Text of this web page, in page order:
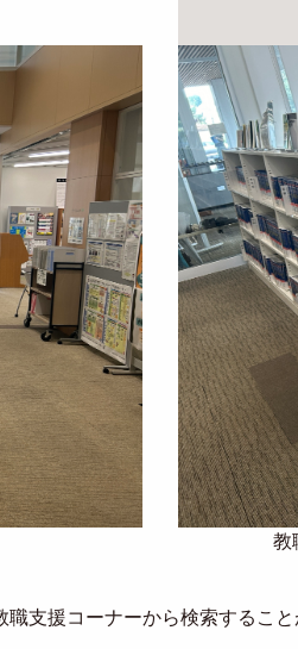
Image
教職支
支援コーナーから検索すること